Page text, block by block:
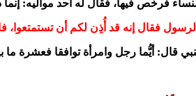
الرسول فقال إنه قد أُذِن لكم أن تستمتعوا،